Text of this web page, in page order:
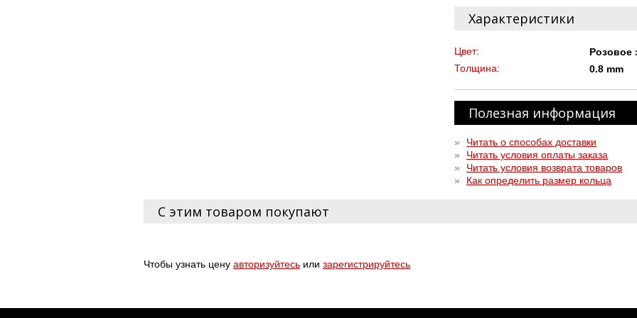
Характеристики
Цвет:
Розовое
Толщина:
0.8 mm
Полезная информация
»
Читать о способах доставки
»
Читать условия оплаты заказа
»
Читать условия возврата товаров
»
Как определить размер кольца
С этим товаром покупают
Чтобы узнать цену авторизуйтесь или зарегистрируйтесь